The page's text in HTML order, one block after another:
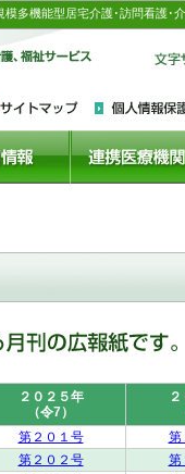
多機能型居宅介護･訪問看護･
２０２５年
（令7）
第２０１号
第
第２０２号
第